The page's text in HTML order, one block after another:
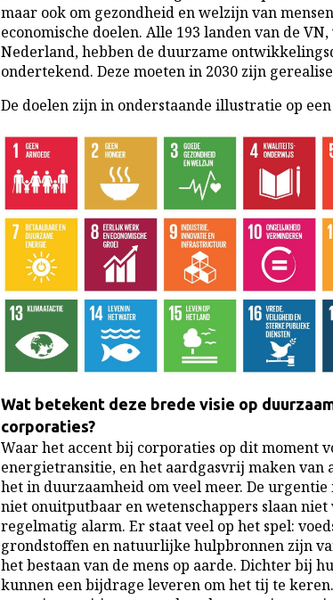
maar ook om gezondheid en welzijn van
economische doelen. Alle 193 landen van de
Nederland, hebben de duurzame
ondertekend. Deze moeten in 2030 zijn
De doelen zijn in onderstaande illustratie op
Wat betekent deze brede visie op
corporaties?
Waar het accent bij corporaties op dit moment
energietransitie, en het aardgasvrij maken van
het in duurzaamheid om veel meer. De urgentie
niet onuitputbaar en wetenschappers slaan niet
regelmatig alarm. Er staat veel op het spel:
grondstoffen en natuurlijke hulpbronnen zijn
het bestaan van de mens op aarde. Dichter bij
kunnen een bijdrage leveren om het tij te